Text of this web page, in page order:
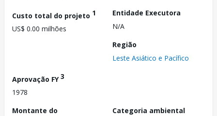
Custo total do projeto 1
US$ 0.00 milhões
Entidade Executora
N/A
Região
Leste Asiático e Pacífico
Aprovação FY3
1978
Montante do
Categoria ambiental